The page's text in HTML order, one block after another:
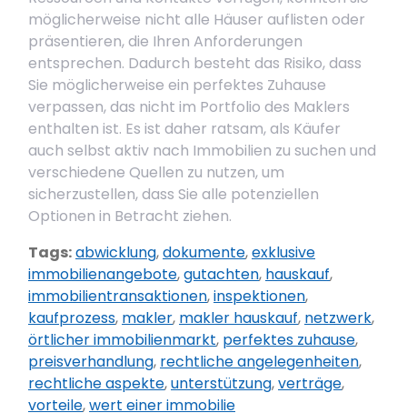
möglicherweise nicht alle Häuser auflisten oder
präsentieren, die Ihren Anforderungen
entsprechen. Dadurch besteht das Risiko, dass
Sie möglicherweise ein perfektes Zuhause
verpassen, das nicht im Portfolio des Maklers
enthalten ist. Es ist daher ratsam, als Käufer
auch selbst aktiv nach Immobilien zu suchen und
verschiedene Quellen zu nutzen, um
sicherzustellen, dass Sie alle potenziellen
Optionen in Betracht ziehen.
Tags:abwicklung,dokumente,exklusive
immobilienangebote,gutachten, hauskauf,
immobilientransaktionen,inspektionen,
kaufprozess, makler, makler hauskauf, netzwerk,
örtlicher immobilienmarkt, perfektes zuhause,
preisverhandlung, rechtliche angelegenheiten,
rechtliche aspekte,unterstützung,verträge,
vorteile,wert einer immobilie